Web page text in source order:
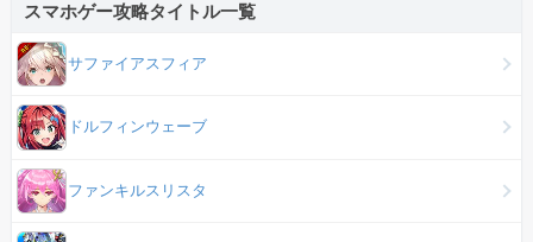
スマホゲー攻略タイトル一覧
サファイアスフィア
ドルフィンウェーブ
ファンキルスリスタ